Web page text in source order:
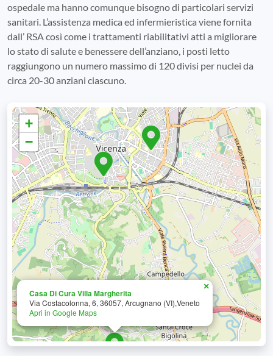
ospedale ma hanno comunque bisogno di particolari servizi
sanitari. L’assistenza medica ed infermieristica viene fornita
dall’ RSA così come i trattamenti riabilitativi atti a migliorare
lo stato di salute e benessere dell’anziano, i posti letto
raggiungono un numero massimo di 120 divisi per nuclei da
circa 20-30 anziani ciascuno.
Casa Di Cura Villa Margherita
Via Costacolonna, 6, 36057, Arcugnano (VI),Veneto
Apri in Google Maps
×
+
−